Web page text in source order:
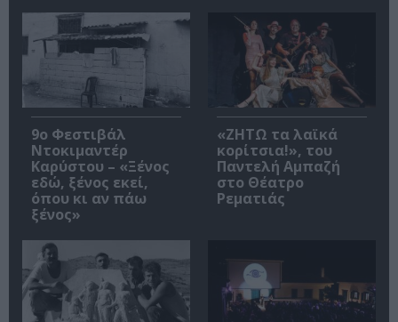
9ο Φεστιβάλ
Ντοκιμαντέρ
Καρύστου – «Ξένος
εδώ, ξένος εκεί,
όπου κι αν πάω
ξένος»
«ΖΗΤΩ τα λαϊκά
κορίτσια!», του
Παντελή Αμπαζή
στο Θέατρο
Ρεματιάς